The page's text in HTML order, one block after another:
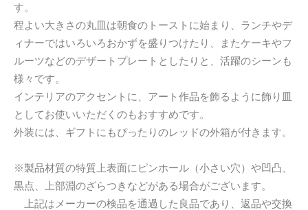
す。
程よい大きさの丸皿は朝食のトーストに始まり、ランチやデ
ィナーではいろいろおかずを盛りつけたり、またケーキやフ
ルーツなどのデザートプレートとしたりと、活躍のシーンも
様々です。
インテリアのアクセントに、アート作品を飾るように飾り皿
としてお使いいただくのもおすすめです。
外装には、ギフトにもぴったりのレッドの外箱が付きます。
※製品材質の特質上表面にピンホール（小さい穴）や凹凸、
黒点、上部淵のざらつきなどがある場合がございます。
上記はメーカーの検品を通過した良品であり、返品や交換